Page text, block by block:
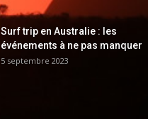
Surf trip en Australie : les
événements à ne pas manquer
5 septembre 2023